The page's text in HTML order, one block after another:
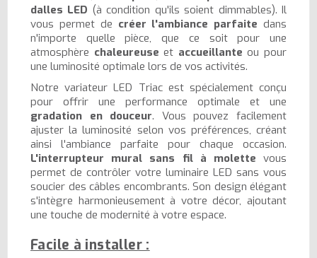
dalles LED (à condition qu'ils soient dimmables). Il
vous permet de créer l'ambiance parfaite dans
n'importe quelle pièce, que ce soit pour une
atmosphère chaleureuse et accueillante ou pour
une luminosité optimale lors de vos activités.
Notre variateur LED Triac est spécialement conçu
pour offrir une performance optimale et une
gradation en douceur. Vous pouvez facilement
ajuster la luminosité selon vos préférences, créant
ainsi l'ambiance parfaite pour chaque occasion.
L'interrupteur mural sans fil à molette vous
permet de contrôler votre luminaire LED sans vous
soucier des câbles encombrants. Son design élégant
s'intègre harmonieusement à votre décor, ajoutant
une touche de modernité à votre espace.
Facile à installer :